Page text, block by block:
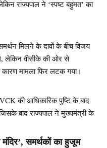
राज्यपाल ने ‘स्पष्ट बहुमत’ का
मिलने के दावों के बीच विजय
लेकिन वीसीके की ओर से
मामला फिर लटक गया।
की आधिकारिक पुष्टि के बाद
बाद राज्यपाल ने मुख्यमंत्री के
मंदिर’, समर्थकों का हुजूम